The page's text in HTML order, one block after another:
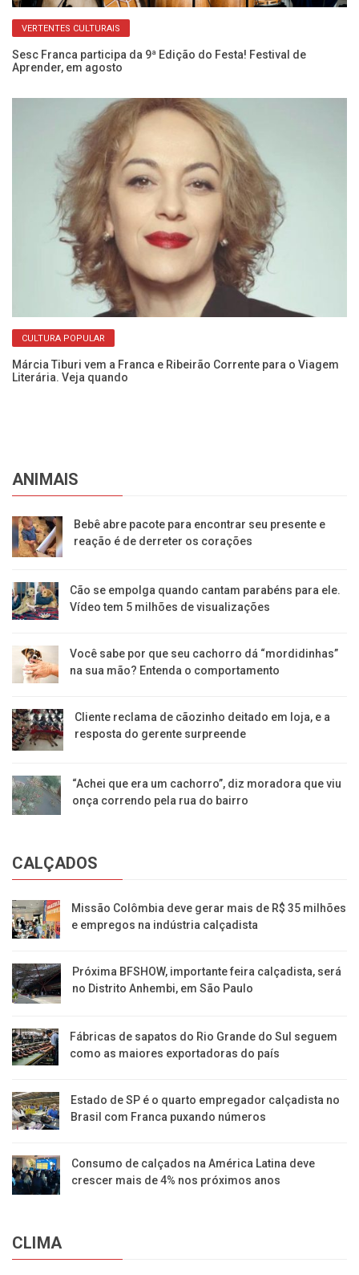
VERTENTES CULTURAIS
Sesc Franca participa da 9ª Edição do Festa! Festival de
Aprender, em agosto
CULTURA POPULAR
Márcia Tiburi vem a Franca e Ribeirão Corrente para o Viagem
Literária. Veja quando
ANIMAIS
Bebê abre pacote para encontrar seu presente e
reação é de derreter os corações
Cão se empolga quando cantam parabéns para ele.
Vídeo tem 5 milhões de visualizações
Você sabe por que seu cachorro dá “mordidinhas”
na sua mão? Entenda o comportamento
Cliente reclama de cãozinho deitado em loja, e a
resposta do gerente surpreende
“Achei que era um cachorro”, diz moradora que viu
onça correndo pela rua do bairro
CALÇADOS
Missão Colômbia deve gerar mais de R$ 35 milhões
e empregos na indústria calçadista
Próxima BFSHOW, importante feira calçadista, será
no Distrito Anhembi, em São Paulo
Fábricas de sapatos do Rio Grande do Sul seguem
como as maiores exportadoras do país
Estado de SP é o quarto empregador calçadista no
Brasil com Franca puxando números
Consumo de calçados na América Latina deve
crescer mais de 4% nos próximos anos
CLIMA